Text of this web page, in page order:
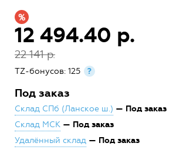
12 494.40 р.
22 141 р.
TZ-бонусов: 125 ?
Под заказ
Склад СПб (Ланское ш.) — Под заказ
Склад МСК — Под заказ
Удалённый склад — Под заказ